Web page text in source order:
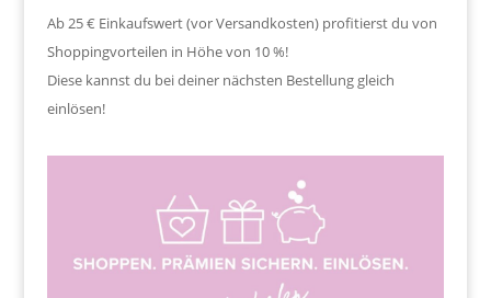
Ab 25 € Einkaufswert (vor Versandkosten) profitierst du von
Shoppingvorteilen in Höhe von 10 %!
Diese kannst du bei deiner nächsten Bestellung gleich
einlösen!